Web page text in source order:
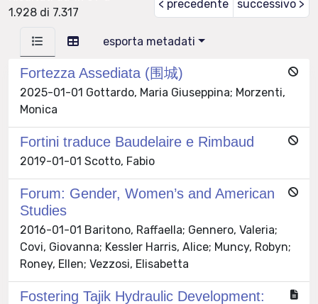
1.928 di 7.317
< precedente successivo >
esporta metadati
Fortezza Assediata (围城)
2025-01-01 Gottardo, Maria Giuseppina; Morzenti,
Monica
Fortini traduce Baudelaire e Rimbaud
2019-01-01 Scotto, Fabio
Forum: Gender, Women’s and American
Studies
2016-01-01 Baritono, Raffaella; Gennero, Valeria;
Covi, Giovanna; Kessler Harris, Alice; Muncy, Robyn;
Roney, Ellen; Vezzosi, Elisabetta
Fostering Tajik Hydraulic Development: